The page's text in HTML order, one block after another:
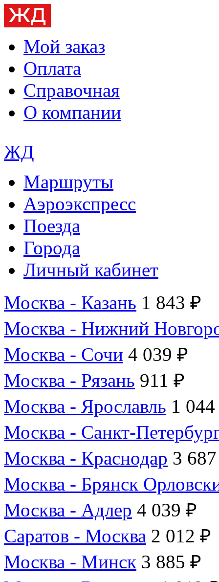
Мой заказ
Оплата
Справочная
О компании
ЖД
Маршруты
Аэроэкспресс
Поезда
Города
Личный кабинет
Москва - Казань 1 843 ₽
Москва - Нижний
Москва - Сочи 4 039 ₽
Москва - Рязань 911 ₽
Москва - Ярославль 1
Москва - Санкт-
Москва - Краснодар 3
Москва - Брянск
Москва - Адлер 4 039 ₽
Саратов - Москва 2 012 ₽
Москва - Минск 3 885 ₽